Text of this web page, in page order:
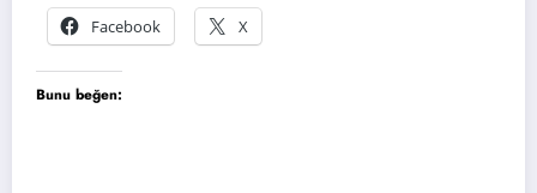
Facebook
X
Bunu beğen: